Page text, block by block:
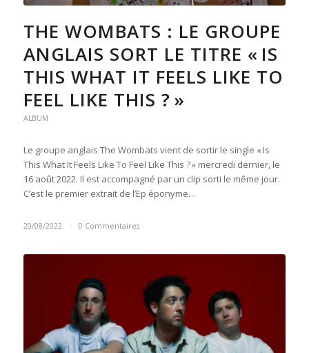
THE WOMBATS : LE GROUPE
ANGLAIS SORT LE TITRE « IS
THIS WHAT IT FEELS LIKE TO
FEEL LIKE THIS ? »
ALBUM
Le groupe anglais The Wombats vient de sortir le single « Is
This What It Feels Like To Feel Like This ? » mercredi dernier, le
16 août 2022. Il est accompagné par un clip sorti le même jour.
C’est le premier extrait de l’Ep éponyme…
20/08/2022 / 0 Commentaires